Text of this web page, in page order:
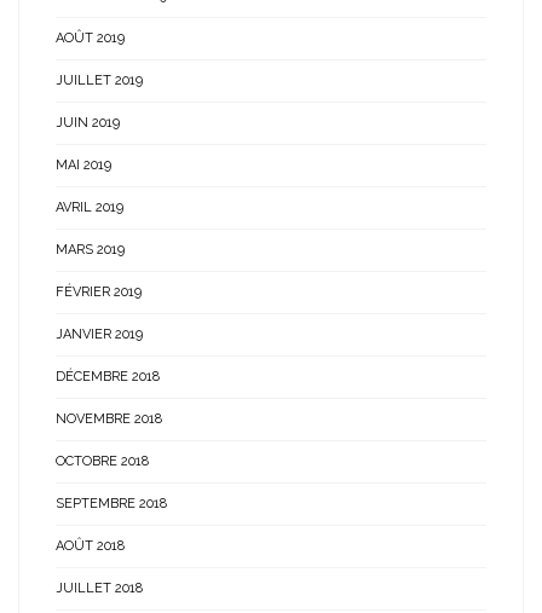
AOÛT 2019
JUILLET 2019
JUIN 2019
MAI 2019
AVRIL 2019
MARS 2019
FÉVRIER 2019
JANVIER 2019
DÉCEMBRE 2018
NOVEMBRE 2018
OCTOBRE 2018
SEPTEMBRE 2018
AOÛT 2018
JUILLET 2018